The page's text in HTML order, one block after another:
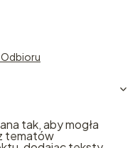
Odbioru
tak, aby mogła
tematów